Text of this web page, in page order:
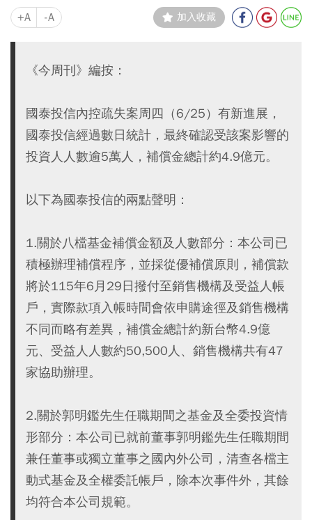
+A -A 加入收藏
《今周刊》編按：
國泰投信內控疏失案周四（6/25）有新進展，
國泰投信經過數日統計，最終確認受該案影響的
投資人人數逾5萬人，補償金總計約4.9億元。
以下為國泰投信的兩點聲明：
1.關於八檔基金補償金額及人數部分：本公司已
積極辦理補償程序，並採從優補償原則，補償款
將於115年6月29日撥付至銷售機構及受益人帳
戶，實際款項入帳時間會依申購途徑及銷售機構
不同而略有差異，補償金總計約新台幣4.9億
元、受益人人數約50,500人、銷售機構共有47
家協助辦理。
2.關於郭明鑑先生任職期間之基金及全委投資情
形部分：本公司已就前董事郭明鑑先生任職期間
兼任董事或獨立董事之國內外公司，清查各檔主
動式基金及全權委託帳戶，除本次事件外，其餘
均符合本公司規範。